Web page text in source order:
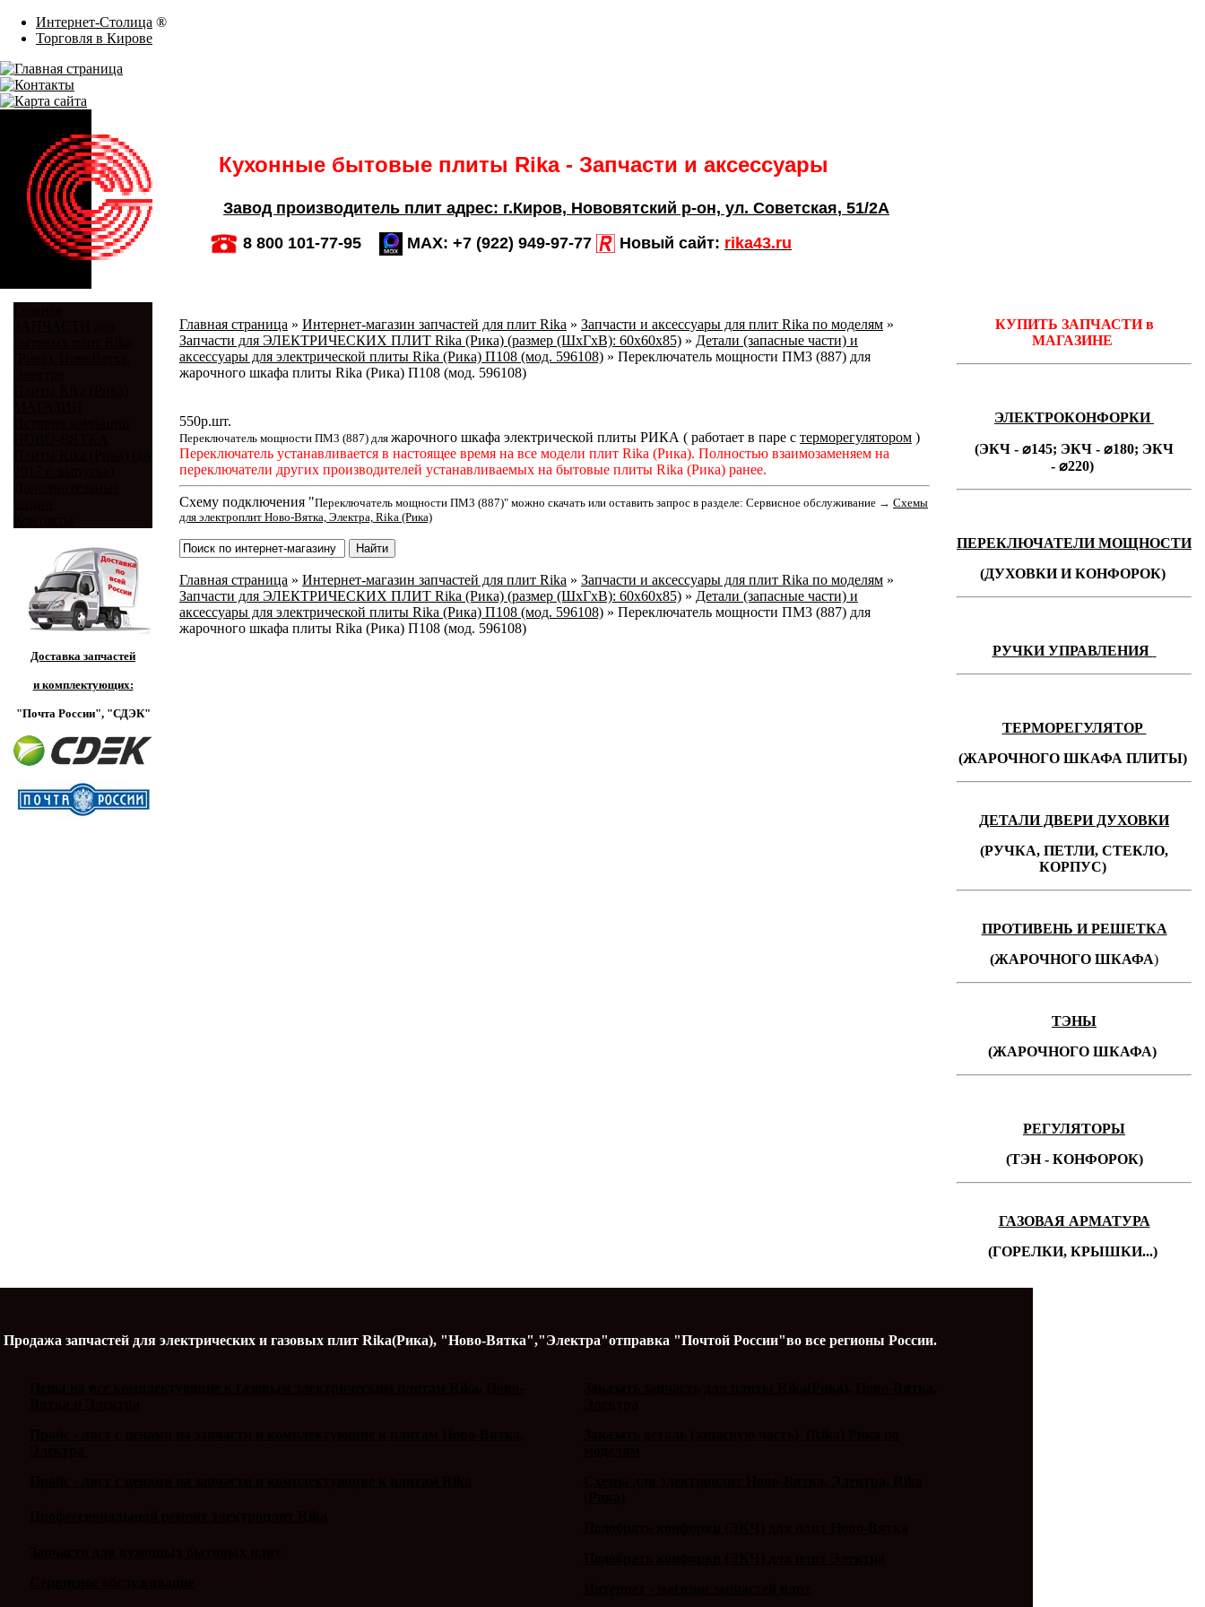
Интернет-Столица ®
Торговля в Кирове
Кухонные бытовые плиты Rika - Запчасти и аксессуары
Завод производитель плит адрес: г.Киров, Нововятский р-он, ул. Советская, 51/2А
8 800 101-77-95
MAX: +7 (922) 949-97-77 Новый сайт: rika43.ru
Доставка запчастей
и комплектующих:
"Почта России", "СДЭК"
Главная страница » Интернет-магазин запчастей для плит Rika » Запчасти и аксессуары для плит Rika по моделям »
Запчасти для ЭЛЕКТРИЧЕСКИХ ПЛИТ Rika (Рика) (размер (ШхГхВ): 60х60х85) » Детали (запасные части) и
аксессуары для электрической плиты Rika (Рика) П108 (мод. 596108) » Переключатель мощности ПМ3 (887) для
жарочного шкафа плиты Rika (Рика) П108 (мод. 596108)
550р.шт.
Переключатель мощности ПМ3 (887) для жарочного шкафа электрической плиты РИКА ( работает в паре с терморегулятором )
Переключатель устанавливается в настоящее время на все модели плит Rika (Рика). Полностью взаимозаменяем на
переключатели других производителей устанавливаемых на бытовые плиты Rika (Рика) ранее.
Схему подключения "Переключатель мощности ПМ3 (887)" можно скачать или оставить запрос в разделе: Сервисное обслуживание → Cхемы
для электроплит Ново-Вятка, Электра, Rika (Рика)
Главная страница » Интернет-магазин запчастей для плит Rika » Запчасти и аксессуары для плит Rika по моделям »
Запчасти для ЭЛЕКТРИЧЕСКИХ ПЛИТ Rika (Рика) (размер (ШхГхВ): 60х60х85) » Детали (запасные части) и
аксессуары для электрической плиты Rika (Рика) П108 (мод. 596108) » Переключатель мощности ПМ3 (887) для
жарочного шкафа плиты Rika (Рика) П108 (мод. 596108)
КУПИТЬ ЗАПЧАСТИ в
МАГАЗИНЕ
ЭЛЕКТРОКОНФОРКИ
(ЭКЧ - ⌀145; ЭКЧ - ⌀180; ЭКЧ
- ⌀220)
ПЕРЕКЛЮЧАТЕЛИ МОЩНОСТИ
(ДУХОВКИ И КОНФОРОК)
РУЧКИ УПРАВЛЕНИЯ
ТЕРМОРЕГУЛЯТОР
(ЖАРОЧНОГО ШКАФА ПЛИТЫ)
ДЕТАЛИ ДВЕРИ ДУХОВКИ
(РУЧКА, ПЕТЛИ, СТЕКЛО,
КОРПУС)
ПРОТИВЕНЬ И РЕШЕТКА
(ЖАРОЧНОГО ШКАФА)
ТЭНЫ
(ЖАРОЧНОГО ШКАФА)
РЕГУЛЯТОРЫ
(ТЭН - КОНФОРОК)
ГАЗОВАЯ АРМАТУРА
(ГОРЕЛКИ, КРЫШКИ...)
Продажа запчастей для электрических и газовых плит Rika(Рика), "Ново-Вятка","Электра"отправка "Почтой России"во все регионы России.